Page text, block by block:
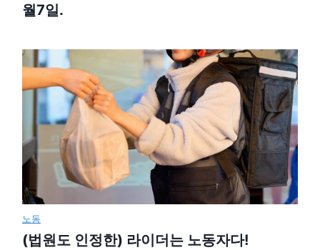
월7일.
노동
(법원도 인정한) 라이더는 노동자다!